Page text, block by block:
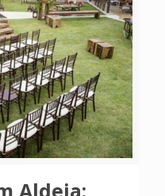
Aldeia: